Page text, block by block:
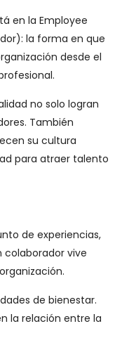
en la Employee
la forma en que
desde el
no solo logran
También
su cultura
para atraer talento
de experiencias,
vive
de bienestar.
la relación entre la